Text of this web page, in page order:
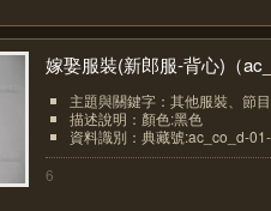
嫁娶服裝(新郎服-背心)（
主題與關鍵字：其他服裝、節
描述說明：顏色:黑色
資料識別：典藏號:ac_co_d-
6